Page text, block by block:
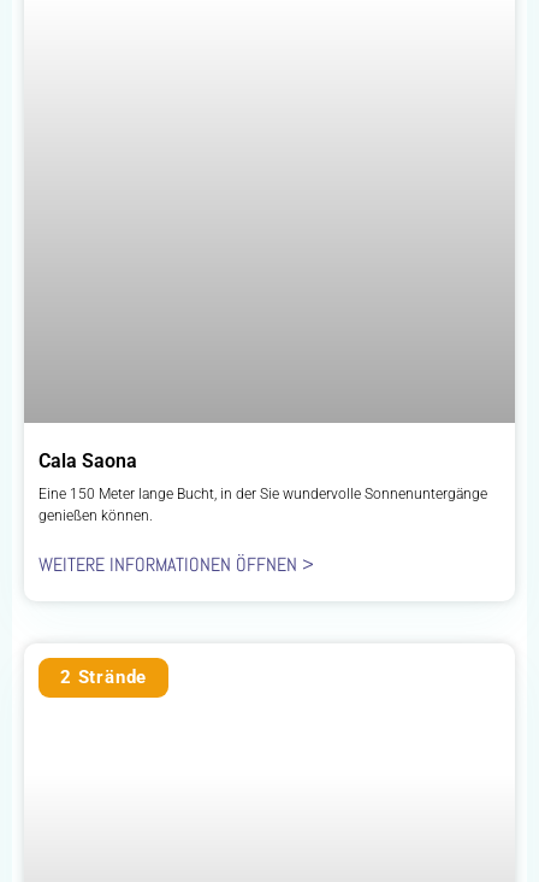
Cala Saona
Eine 150 Meter lange Bucht, in der Sie wundervolle Sonnenuntergänge
genießen können.
WEITERE INFORMATIONEN ÖFFNEN >
2 Strände